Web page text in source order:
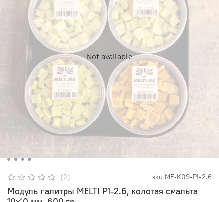
Not available
(0) sku ME-K09-P1-2.6
Модуль палитры MELTI P1-2.6, колотая смальта